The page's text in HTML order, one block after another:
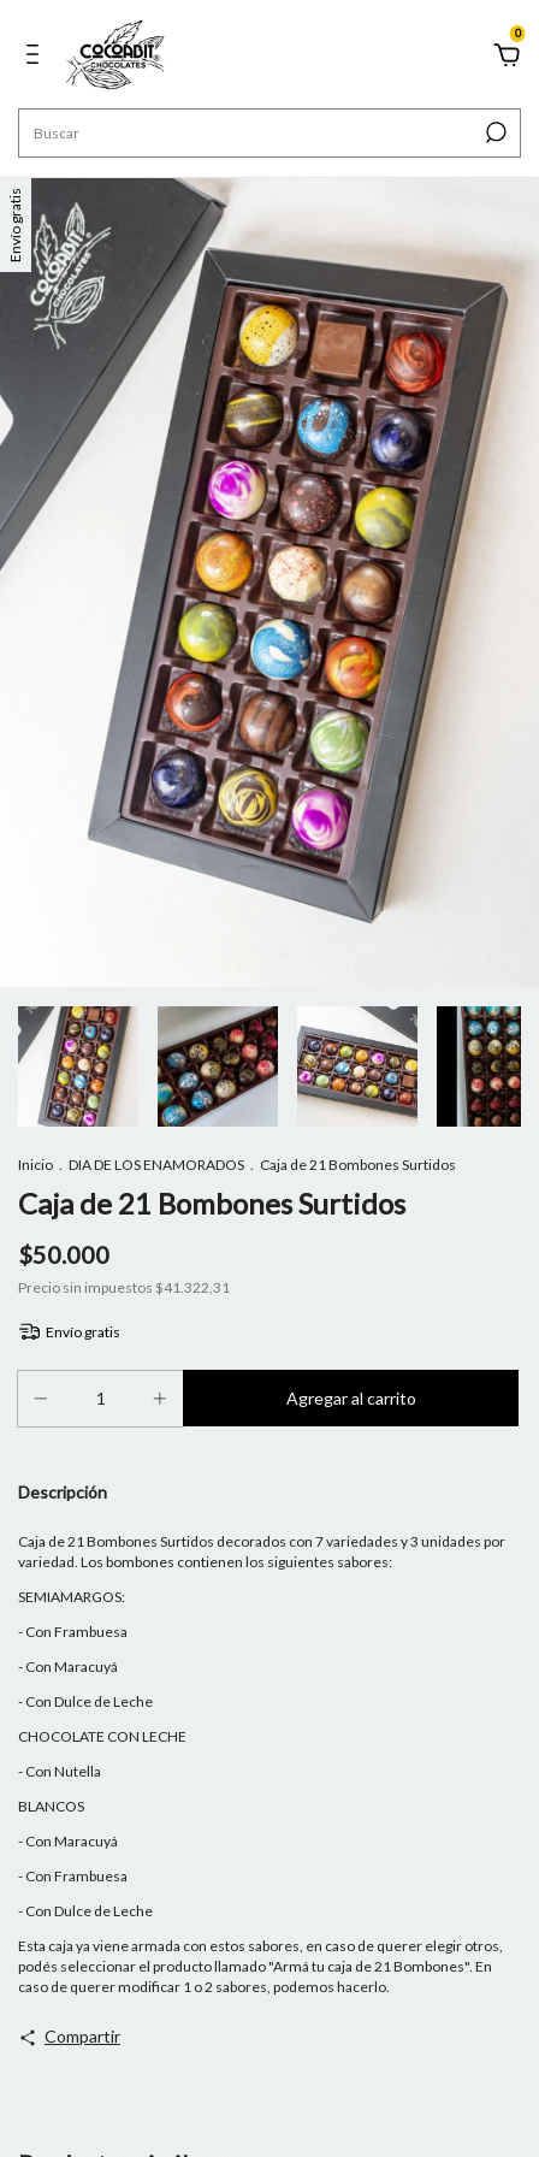
0
Envío gratis
Inicio . DIA DE LOS ENAMORADOS . Caja de 21 Bombones Surtidos
Caja de 21 Bombones Surtidos
$50.000
Precio sin impuestos $41.322,31
Envío gratis
Descripción
Caja de 21 Bombones Surtidos decorados con 7 variedades y 3 unidades por
variedad. Los bombones contienen los siguientes sabores:
SEMIAMARGOS:
- Con Frambuesa
- Con Maracuyá
- Con Dulce de Leche
CHOCOLATE CON LECHE
- Con Nutella
BLANCOS
- Con Maracuyá
- Con Frambuesa
- Con Dulce de Leche
Esta caja ya viene armada con estos sabores, en caso de querer elegir otros,
podés seleccionar el producto llamado "Armá tu caja de 21 Bombones". En
caso de querer modificar 1 o 2 sabores, podemos hacerlo.
Compartir